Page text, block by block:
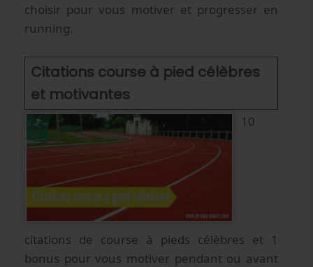
choisir pour vous motiver et progresser en
running.
Citations course à pied célèbres
et motivantes
10
citations de course à pieds célèbres et 1
bonus pour vous motiver pendant ou avant